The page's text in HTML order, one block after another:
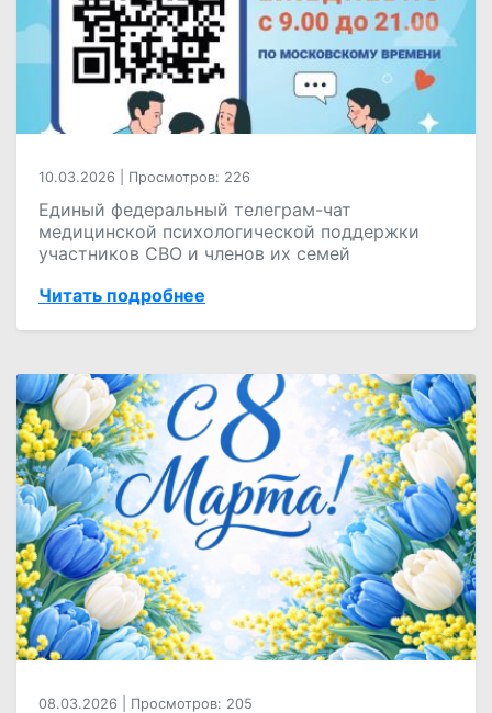
10.03.2026 Просмотров: 226
Единый федеральный телеграм-чат
медицинской психологической поддержки
участников СВО и членов их семей
Читать подробнее
08.03.2026 Просмотров: 205